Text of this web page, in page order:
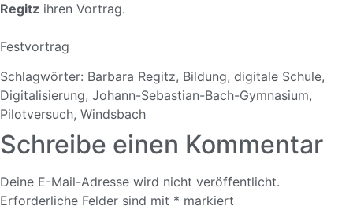
Regitz ihren Vortrag.
Festvortrag
Schlagwörter: Barbara Regitz, Bildung, digitale Schule,
Digitalisierung, Johann-Sebastian-Bach-Gymnasium,
Pilotversuch, Windsbach
Schreibe einen Kommentar
Deine E-Mail-Adresse wird nicht veröffentlicht.
Erforderliche Felder sind mit * markiert